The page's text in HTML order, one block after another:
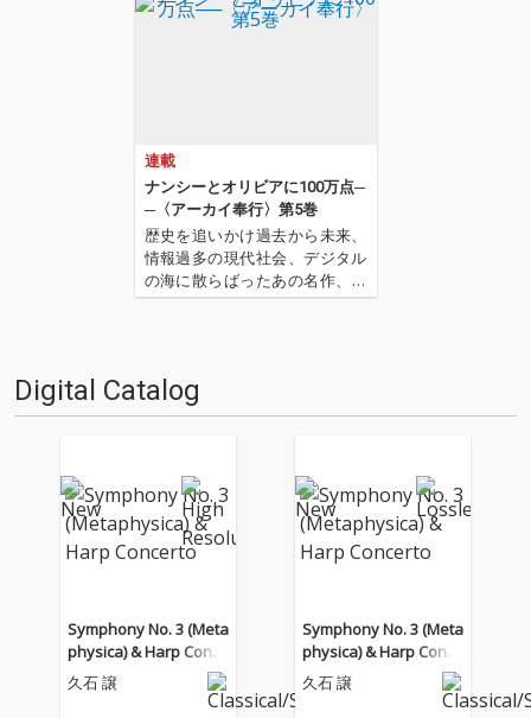
連載
ナンシーとオリビアに100万点─
─〈アーカイ奉行〉第5巻
歴史を追いかけ過去から未来、
情報過多の現代社会、デジタル
の海に散らばったあの名作、こ
の名作たちをひとつにまとめる
は…'''1.過去作の最新リマスター
音源 2.これまで未配信…
Digital Catalog
Symphony No. 3 (Meta
physica) & Harp Conce
rto
久石 譲
Symphony No. 3 (Meta
physica) & Harp Conce
rto
久石 譲